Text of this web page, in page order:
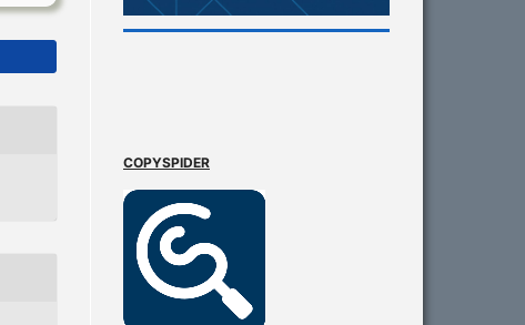
COPYSPIDER